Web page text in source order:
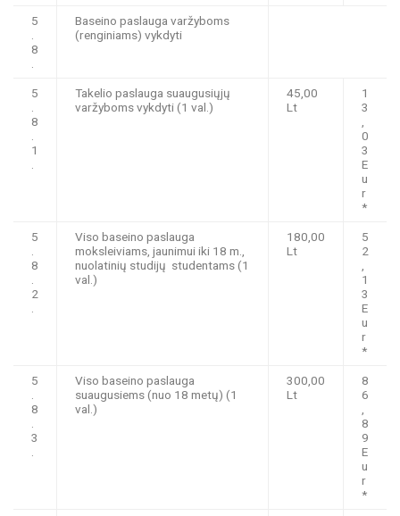
5
.
8
.
Baseino paslauga varžyboms
(renginiams) vykdyti
5
.
8
.
1
.
Takelio paslauga suaugusiųjų
varžyboms vykdyti (1 val.)
45,00
Lt
1
3
,
0
3
E
u
r
*
5
.
8
.
2
.
Viso baseino paslauga
moksleiviams, jaunimui iki 18 m.,
nuolatinių studijų studentams (1
val.)
180,00
Lt
5
2
,
1
3
E
u
r
*
5
.
8
.
3
.
Viso baseino paslauga
suaugusiems (nuo 18 metų) (1
val.)
300,00
Lt
8
6
,
8
9
E
u
r
*